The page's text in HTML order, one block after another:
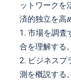
ットワークを
済的独立を高
1. 市場を調査
合を理解する。
2. ビジネスプ
測を概説する。